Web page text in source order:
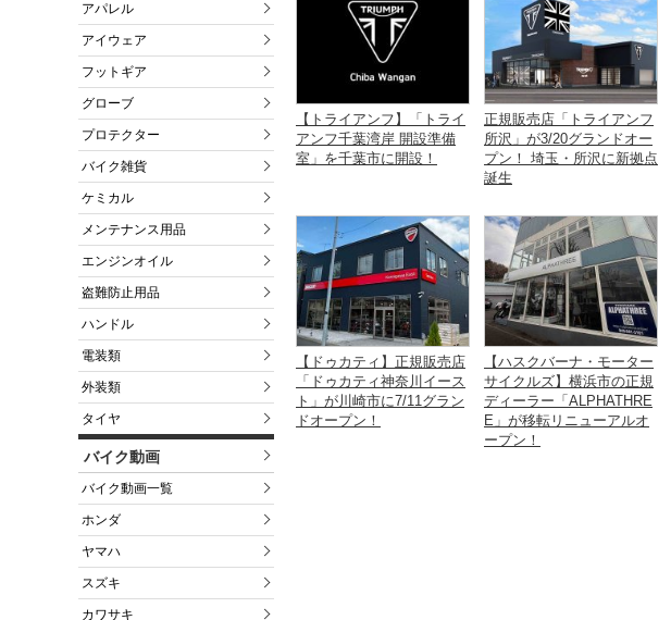
アパレル
アイウェア
フットギア
グローブ
プロテクター
バイク雑貨
ケミカル
メンテナンス用品
エンジンオイル
盗難防止用品
ハンドル
電装類
外装類
タイヤ
バイク動画
バイク動画一覧
ホンダ
ヤマハ
スズキ
カワサキ
【トライアンフ】「トライ
アンフ千葉湾岸 開設準備
室」を千葉市に開設！
正規販売店「トライアンフ
所沢」が3/20グランドオー
プン！ 埼玉・所沢に新拠点
誕生
【ドゥカティ】正規販売店
「ドゥカティ神奈川イース
ト」が川崎市に7/11グラン
ドオープン！
【ハスクバーナ・モーター
サイクルズ】横浜市の正規
ディーラー「ALPHATHRE
E」が移転リニューアルオ
ープン！